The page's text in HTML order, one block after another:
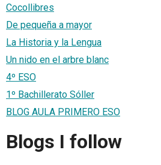
Cocollibres
De pequeña a mayor
La Historia y la Lengua
Un nido en el arbre blanc
4º ESO
1º Bachillerato Sóller
BLOG AULA PRIMERO ESO
Blogs I follow